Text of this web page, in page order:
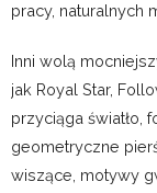
pracy, naturalnych
Inni wolą
jak Royal Star,
przyciąga światło,
geometryczne
wiszące, motywy